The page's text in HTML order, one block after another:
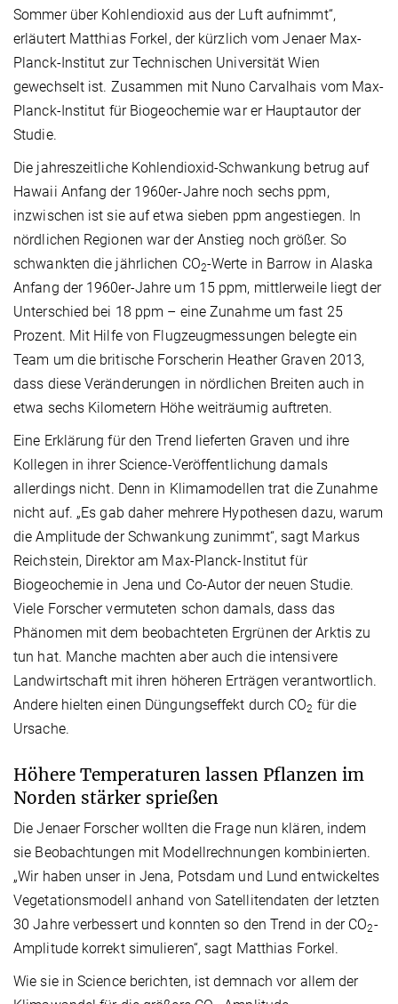
Sommer über Kohlendioxid aus der Luft aufnimmt“,
erläutert Matthias Forkel, der kürzlich vom Jenaer Max-
Planck-Institut zur Technischen Universität Wien
gewechselt ist. Zusammen mit Nuno Carvalhais vom Max-
Planck-Institut für Biogeochemie war er Hauptautor der
Studie.
Die jahreszeitliche Kohlendioxid-Schwankung betrug auf
Hawaii Anfang der 1960er-Jahre noch sechs ppm,
inzwischen ist sie auf etwa sieben ppm angestiegen. In
nördlichen Regionen war der Anstieg noch größer. So
schwankten die jährlichen CO2-Werte in Barrow in Alaska
Anfang der 1960er-Jahre um 15 ppm, mittlerweile liegt der
Unterschied bei 18 ppm – eine Zunahme um fast 25
Prozent. Mit Hilfe von Flugzeugmessungen belegte ein
Team um die britische Forscherin Heather Graven 2013,
dass diese Veränderungen in nördlichen Breiten auch in
etwa sechs Kilometern Höhe weiträumig auftreten.
Eine Erklärung für den Trend lieferten Graven und ihre
Kollegen in ihrer Science-Veröffentlichung damals
allerdings nicht. Denn in Klimamodellen trat die Zunahme
nicht auf. „Es gab daher mehrere Hypothesen dazu, warum
die Amplitude der Schwankung zunimmt“, sagt Markus
Reichstein, Direktor am Max-Planck-Institut für
Biogeochemie in Jena und Co-Autor der neuen Studie.
Viele Forscher vermuteten schon damals, dass das
Phänomen mit dem beobachteten Ergrünen der Arktis zu
tun hat. Manche machten aber auch die intensivere
Landwirtschaft mit ihren höheren Erträgen verantwortlich.
Andere hielten einen Düngungseffekt durch CO2 für die
Ursache.
Höhere Temperaturen lassen Pflanzen im
Norden stärker sprießen
Die Jenaer Forscher wollten die Frage nun klären, indem
sie Beobachtungen mit Modellrechnungen kombinierten.
„Wir haben unser in Jena, Potsdam und Lund entwickeltes
Vegetationsmodell anhand von Satellitendaten der letzten
30 Jahre verbessert und konnten so den Trend in der CO2-
Amplitude korrekt simulieren“, sagt Matthias Forkel.
Wie sie in Science berichten, ist demnach vor allem der